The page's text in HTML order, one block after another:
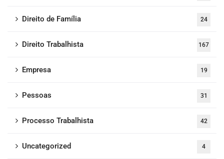
Direito de Família 24
Direito Trabalhista 167
Empresa 19
Pessoas 31
Processo Trabalhista 42
Uncategorized 4